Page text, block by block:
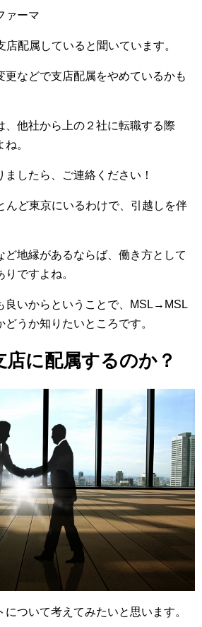
ァーマ
店配属していると聞いています。
更などで支店配属をやめているかも
、他社から上の２社に転職する際
。
したら、ご連絡ください！
んど東京にいるわけで、引越しを伴
ど地縁があるならば、働き方として
ですよね。
良いからということで、MSL→MSL
うか知りたいところです。
に配属するのか？
について考えてみたいと思います。